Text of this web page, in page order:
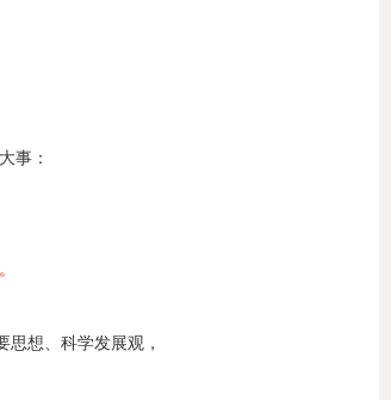
事：
想、科学发展观，